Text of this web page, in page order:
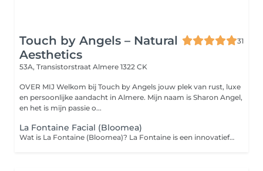
Touch by Angels – Natural
Aesthetics
31
53A, Transistorstraat Almere 1322 CK
OVER MIJ Welkom bij Touch by Angels jouw plek van rust, luxe
en persoonlijke aandacht in Almere. Mijn naam is Sharon Angel,
en het is mijn passie o...
La Fontaine Facial (Bloomea)
Wat is La Fontaine (Bloomea)? La Fontaine is een innovatief 3in1 huid resurfacingapparaat dat is ontworpen om huidvernieuwing te stimuleren via drie gecombineerde technologieën: macro-exfoliatie, microvibratie en rode lichttherapie (633nm) Oorspronkelijk werd dit apparaat ontwikkeld voor het behandelen van postoperatieve littekens, maar inmiddels is het doorontwikkeld voor breed gebruik bij esthetische behandelingen Hoe werkt de behandeling? Macro-exfoliatie (mechanische peeling): zachte, gecontroleerde verwijdering van dode huidcellen om de huidtextuur te egaliseren en teint te verbeteren Microvibratie massage: stimuleert collageen- en elastine productie in de diepere huidlagen, wat bijdraagt aan versteviging en verjonging Lichttherapie (LED 633nm): ondersteunt regeneratie en verkoeling, en versnelt het huidherstel proces Voor wie en welke huidproblemen? La Fontaine is geschikt voor: Alle huidtypes en phototypen, van jong tot oud (1898 jaar) Behandeling van diverse huidproblemen, waaronder: Fijne lijnen en rimpels Pigmentvlekken Acne- en chirurgische littekens Striemen (striae) Grove poriën en doffe huid Vermoeide of gedehydrateerde huid Resultaten en effectiviteit Na de eerste sessie merk je vaak al een stralendere, zachtere en gladdere huid Na een kuur van 4 tot 6 sessies binnen enkele weken kunnen zichtbare resultaten sterker worden: verbetering van teint, vermindering van pigmentvlekken, littekens en verstrakking van de huid Onafhankelijk onderzoek toont een toename van circa 4% elastine in de huid na vier behandelingen, met versterking van de dermisstructuur